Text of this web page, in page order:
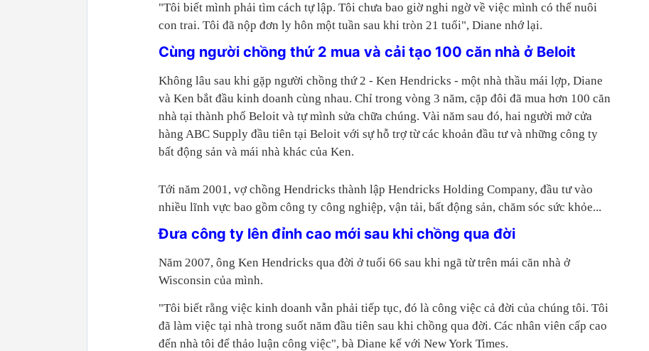
"Tôi biết mình phải tìm cách tự lập. Tôi chưa bao giờ nghi ngờ về việc mình có thể nuôi
con trai. Tôi đã nộp đơn ly hôn một tuần sau khi tròn 21 tuổi", Diane nhớ lại.
Cùng người chồng thứ 2 mua và cải tạo 100 căn nhà ở Beloit
Không lâu sau khi gặp người chồng thứ 2 - Ken Hendricks - một nhà thầu mái lợp, Diane
và Ken bắt đầu kinh doanh cùng nhau. Chỉ trong vòng 3 năm, cặp đôi đã mua hơn 100 căn
nhà tại thành phố Beloit và tự mình sửa chữa chúng. Vài năm sau đó, hai người mở cửa
hàng ABC Supply đầu tiên tại Beloit với sự hỗ trợ từ các khoản đầu tư và những công ty
bất động sản và mái nhà khác của Ken.
Tới năm 2001, vợ chồng Hendricks thành lập Hendricks Holding Company, đầu tư vào
nhiều lĩnh vực bao gồm công ty công nghiệp, vận tải, bất động sản, chăm sóc sức khỏe...
Đưa công ty lên đỉnh cao mới sau khi chồng qua đời
Năm 2007, ông Ken Hendricks qua đời ở tuổi 66 sau khi ngã từ trên mái căn nhà ở
Wisconsin của mình.
"Tôi biết rằng việc kinh doanh vẫn phải tiếp tục, đó là công việc cả đời của chúng tôi. Tôi
đã làm việc tại nhà trong suốt năm đầu tiên sau khi chồng qua đời. Các nhân viên cấp cao
đến nhà tôi để thảo luận công việc", bà Diane kể với New York Times.